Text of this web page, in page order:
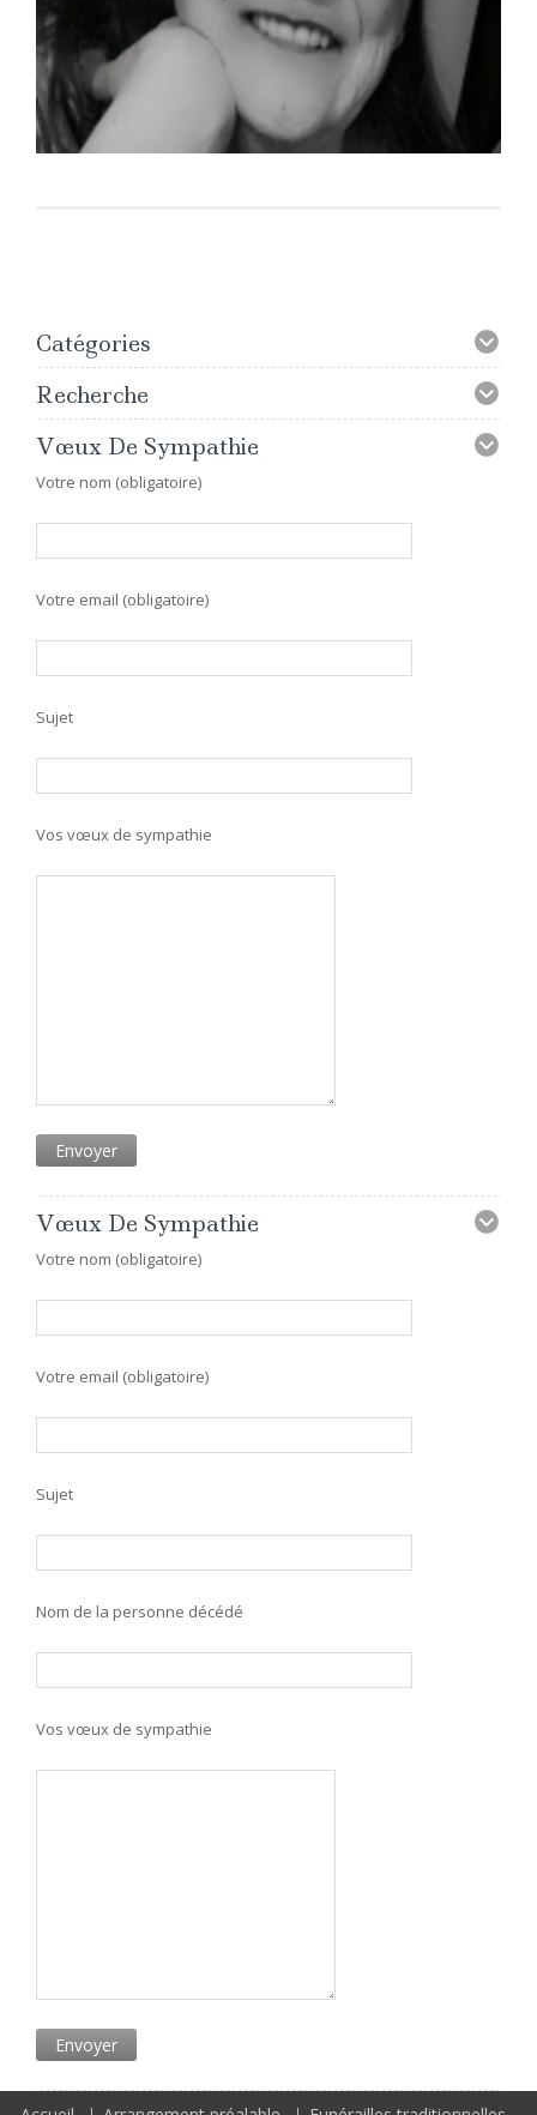
Catégories
Recherche
Vœux De Sympathie
Votre nom (obligatoire)
Votre email (obligatoire)
Sujet
Vos vœux de sympathie
Vœux De Sympathie
Votre nom (obligatoire)
Votre email (obligatoire)
Sujet
Nom de la personne décédé
Vos vœux de sympathie